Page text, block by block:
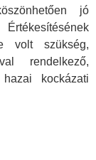
jó
volt szükség,
rendelkező,
kockázati